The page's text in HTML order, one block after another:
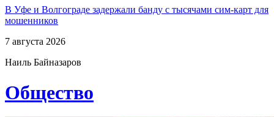
В Уфе и Волгограде задержали банду с тысячами сим-карт для
мошенников
7 августа 2026
Наиль Байназаров
Общество